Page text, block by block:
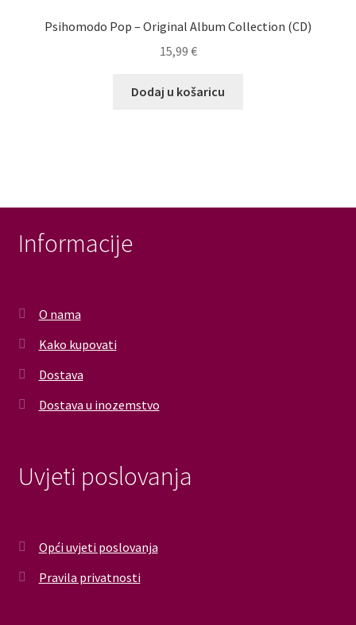
Psihomodo Pop – Original Album Collection (CD)
15,99 €
Dodaj u košaricu
Informacije
O nama
Kako kupovati
Dostava
Dostava u inozemstvo
Uvjeti poslovanja
Opći uvjeti poslovanja
Pravila privatnosti